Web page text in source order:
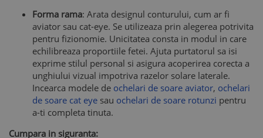
Forma rama: Arata designul conturului, cum ar fi
aviator sau cat-eye. Se utilizeaza prin alegerea potrivita
pentru fizionomie. Unicitatea consta in modul in care
echilibreaza proportiile fetei. Ajuta purtatorul sa isi
exprime stilul personal si asigura acoperirea corecta a
unghiului vizual impotriva razelor solare laterale.
Incearca modele de ochelari de soare aviator, ochelari
de soare cat eye sau ochelari de soare rotunzi pentru
a-ti completa tinuta.
Cumpara in siguranta: